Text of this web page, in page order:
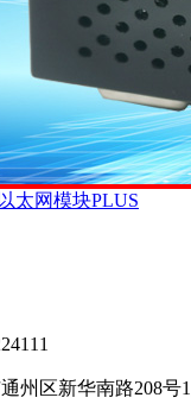
太网模块PLUS
州区新华南路208号